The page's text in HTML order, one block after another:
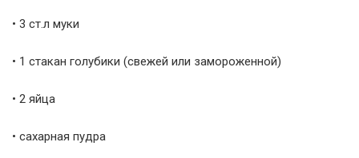
• 3 ст.л муки
• 1 стакан голубики (свежей или замороженной)
• 2 яйца
• сахарная пудра